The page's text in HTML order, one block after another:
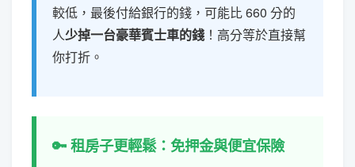
較低，最後付給銀行的錢，可能比 660 分的
人少掉一台豪華賓士車的錢 ！高分等於直接幫
你打折。
🔑 租房子更輕鬆：免押金與便宜保險